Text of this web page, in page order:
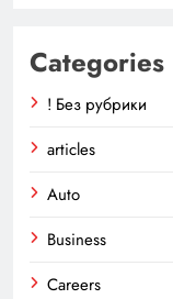
Categories
! Без рубрики
articles
Auto
Business
Careers